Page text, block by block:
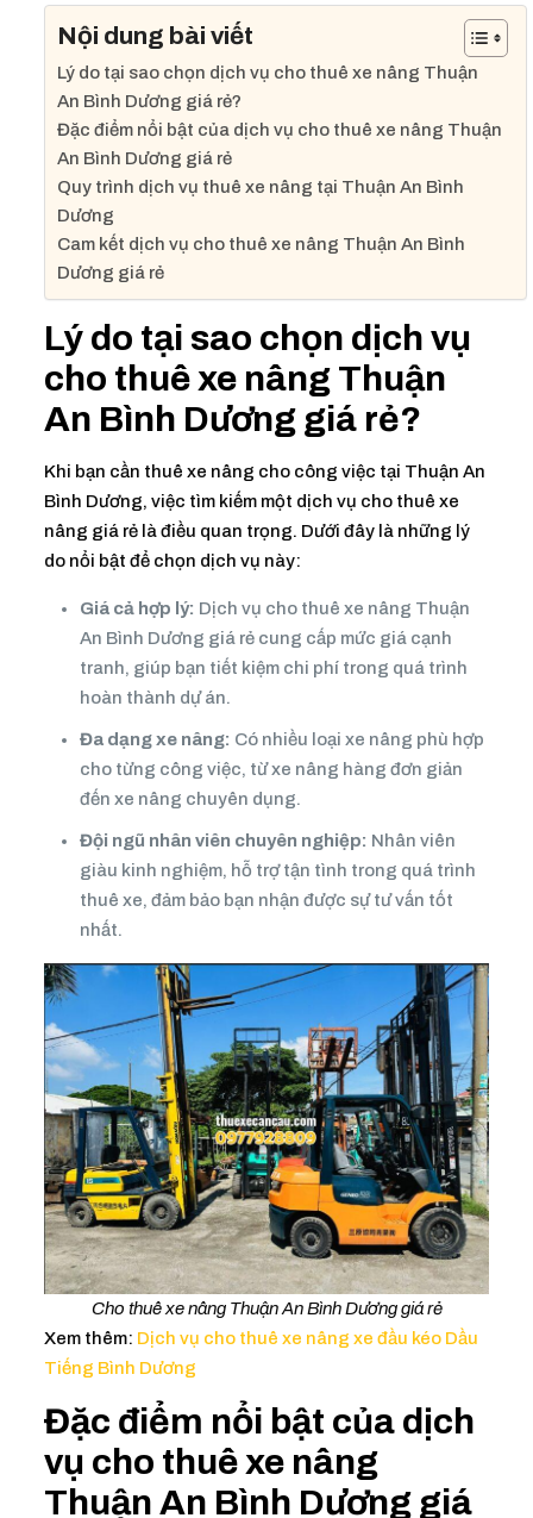
Nội dung bài viết
Lý do tại sao chọn dịch vụ cho thuê xe nâng Thuận
An Bình Dương giá rẻ?
Đặc điểm nổi bật của dịch vụ cho thuê xe nâng Thuận
An Bình Dương giá rẻ
Quy trình dịch vụ thuê xe nâng tại Thuận An Bình
Dương
Cam kết dịch vụ cho thuê xe nâng Thuận An Bình
Dương giá rẻ
Lý do tại sao chọn dịch vụ
cho thuê xe nâng Thuận
An Bình Dương giá rẻ?
Khi bạn cần thuê xe nâng cho công việc tại Thuận An
Bình Dương, việc tìm kiếm một dịch vụ cho thuê xe
nâng giá rẻ là điều quan trọng. Dưới đây là những lý
do nổi bật để chọn dịch vụ này:
Giá cả hợp lý: Dịch vụ cho thuê xe nâng Thuận
An Bình Dương giá rẻ cung cấp mức giá cạnh
tranh, giúp bạn tiết kiệm chi phí trong quá trình
hoàn thành dự án.
Đa dạng xe nâng: Có nhiều loại xe nâng phù hợp
cho từng công việc, từ xe nâng hàng đơn giản
đến xe nâng chuyên dụng.
Đội ngũ nhân viên chuyên nghiệp: Nhân viên
giàu kinh nghiệm, hỗ trợ tận tình trong quá trình
thuê xe, đảm bảo bạn nhận được sự tư vấn tốt
nhất.
Cho thuê xe nâng Thuận An Bình Dương giá rẻ
Xem thêm: Dịch vụ cho thuê xe nâng xe đầu kéo Dầu
Tiếng Bình Dương
Đặc điểm nổi bật của dịch
vụ cho thuê xe nâng
Thuận An Bình Dương giá